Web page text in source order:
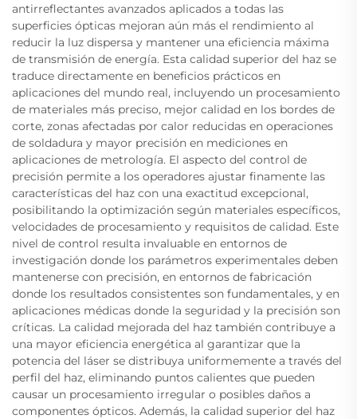
antirreflectantes avanzados aplicados a todas las
superficies ópticas mejoran aún más el rendimiento al
reducir la luz dispersa y mantener una eficiencia máxima
de transmisión de energía. Esta calidad superior del haz se
traduce directamente en beneficios prácticos en
aplicaciones del mundo real, incluyendo un procesamiento
de materiales más preciso, mejor calidad en los bordes de
corte, zonas afectadas por calor reducidas en operaciones
de soldadura y mayor precisión en mediciones en
aplicaciones de metrología. El aspecto del control de
precisión permite a los operadores ajustar finamente las
características del haz con una exactitud excepcional,
posibilitando la optimización según materiales específicos,
velocidades de procesamiento y requisitos de calidad. Este
nivel de control resulta invaluable en entornos de
investigación donde los parámetros experimentales deben
mantenerse con precisión, en entornos de fabricación
donde los resultados consistentes son fundamentales, y en
aplicaciones médicas donde la seguridad y la precisión son
críticas. La calidad mejorada del haz también contribuye a
una mayor eficiencia energética al garantizar que la
potencia del láser se distribuya uniformemente a través del
perfil del haz, eliminando puntos calientes que pueden
causar un procesamiento irregular o posibles daños a
componentes ópticos. Además, la calidad superior del haz